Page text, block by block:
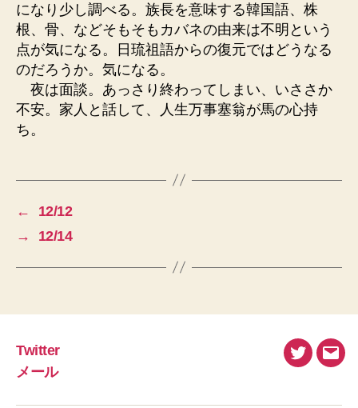
になり少し調べる。族長を意味する韓国語、株
根、骨、などそもそもカバネの由来は不明という
点が気になる。日琉祖語からの復元ではどうなる
のだろうか。気になる。
夜は面談。あっさり終わってしまい、いささか
不安。家人と話して、人生万事塞翁が馬の心持
ち。
←
12/12
→
12/14
Twitter
メール
Twitterメ
ル